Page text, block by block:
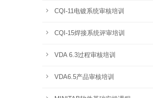
CQI-11电镀系统审核培训
CQI-15焊接系统评审培训
VDA 6.3过程审核培训
VDA6.5产品审核培训